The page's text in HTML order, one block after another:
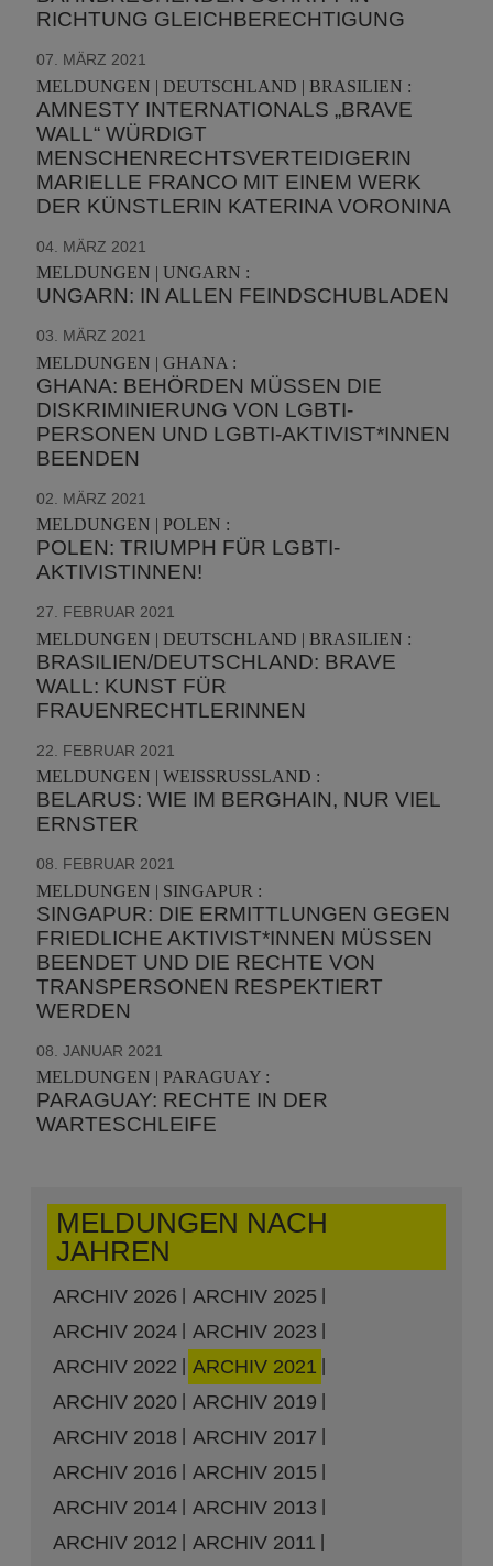
RICHTUNG GLEICHBERECHTIGUNG
07. MÄRZ 2021
MELDUNGEN | DEUTSCHLAND | BRASILIEN :
AMNESTY INTERNATIONALS „BRAVE
WALL“ WÜRDIGT
MENSCHENRECHTSVERTEIDIGERIN
MARIELLE FRANCO MIT EINEM WERK
DER KÜNSTLERIN KATERINA VORONINA
04. MÄRZ 2021
MELDUNGEN | UNGARN :
UNGARN: IN ALLEN FEINDSCHUBLADEN
03. MÄRZ 2021
MELDUNGEN | GHANA :
GHANA: BEHÖRDEN MÜSSEN DIE
DISKRIMINIERUNG VON LGBTI-
PERSONEN UND LGBTI-AKTIVIST*INNEN
BEENDEN
02. MÄRZ 2021
MELDUNGEN | POLEN :
POLEN: TRIUMPH FÜR LGBTI-
AKTIVISTINNEN!
27. FEBRUAR 2021
MELDUNGEN | DEUTSCHLAND | BRASILIEN :
BRASILIEN/DEUTSCHLAND: BRAVE
WALL: KUNST FÜR
FRAUENRECHTLERINNEN
22. FEBRUAR 2021
MELDUNGEN | WEISSRUSSLAND :
BELARUS: WIE IM BERGHAIN, NUR VIEL
ERNSTER
08. FEBRUAR 2021
MELDUNGEN | SINGAPUR :
SINGAPUR: DIE ERMITTLUNGEN GEGEN
FRIEDLICHE AKTIVIST*INNEN MÜSSEN
BEENDET UND DIE RECHTE VON
TRANSPERSONEN RESPEKTIERT
WERDEN
08. JANUAR 2021
MELDUNGEN | PARAGUAY :
PARAGUAY: RECHTE IN DER
WARTESCHLEIFE
MELDUNGEN NACH
JAHREN
ARCHIV 2026
ARCHIV 2025
ARCHIV 2024
ARCHIV 2023
ARCHIV 2022
ARCHIV 2021
ARCHIV 2020
ARCHIV 2019
ARCHIV 2018
ARCHIV 2017
ARCHIV 2016
ARCHIV 2015
ARCHIV 2014
ARCHIV 2013
ARCHIV 2012
ARCHIV 2011